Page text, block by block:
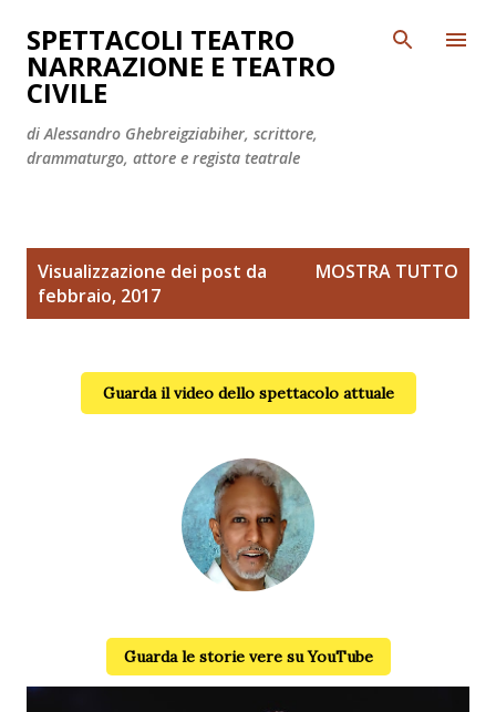
Passa ai contenuti principali
SPETTACOLI TEATRO
NARRAZIONE E TEATRO
CIVILE
di Alessandro Ghebreigziabiher, scrittore,
drammaturgo, attore e regista teatrale
Visualizzazione dei post da
febbraio, 2017
MOSTRA TUTTO
Guarda il video dello spettacolo attuale
Guarda le storie vere su YouTube